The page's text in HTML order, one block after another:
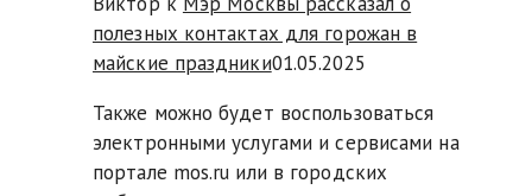
полезных контактах для горожан в
майские праздники01.05.2025
Также можно будет воспользоваться
электронными услугами и сервисами на
портале mos.ru или в городских